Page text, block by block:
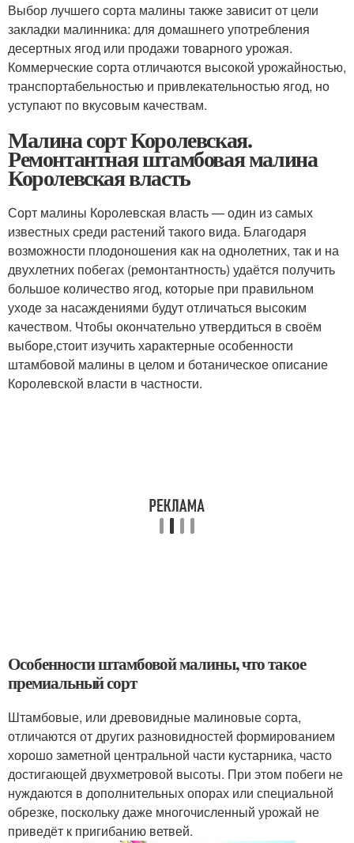
Выбор лучшего сорта малины также зависит от цели
закладки малинника: для домашнего употребления
десертных ягод или продажи товарного урожая.
Коммерческие сорта отличаются высокой урожайностью,
транспортабельностью и привлекательностью ягод, но
уступают по вкусовым качествам.
Малина сорт Королевская.
Ремонтантная штамбовая малина
Королевская власть
Сорт малины Королевская власть — один из самых
известных среди растений такого вида. Благодаря
возможности плодоношения как на однолетних, так и на
двухлетних побегах (ремонтантность) удаётся получить
большое количество ягод, которые при правильном
уходе за насаждениями будут отличаться высоким
качеством. Чтобы окончательно утвердиться в своём
выборе,стоит изучить характерные особенности
штамбовой малины в целом и ботаническое описание
Королевской власти в частности.
Особенности штамбовой малины, что такое
премиальный сорт
Штамбовые, или древовидные малиновые сорта,
отличаются от других разновидностей формированием
хорошо заметной центральной части кустарника, часто
достигающей двухметровой высоты. При этом побеги не
нуждаются в дополнительных опорах или специальной
обрезке, поскольку даже многочисленный урожай не
приведёт к пригибанию ветвей.